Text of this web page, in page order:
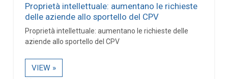
Proprietà intellettuale: aumentano le richieste
delle aziende allo sportello del CPV
Proprietà intellettuale: aumentano le richieste delle
aziende allo sportello del CPV
VIEW »